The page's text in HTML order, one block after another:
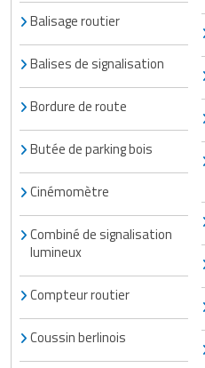
Balisage routier
Balises de signalisation
Bordure de route
Butée de parking bois
Cinémomètre
Combiné de signalisation
lumineux
Compteur routier
Coussin berlinois